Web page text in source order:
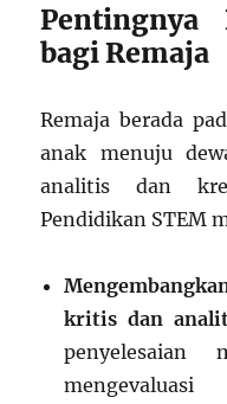
Pentingnya
bagi Remaja
Remaja berada
anak menuju
analitis dan
Pendidikan STEM
kritis dan
penyelesaian